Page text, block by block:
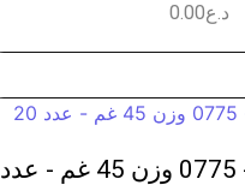
د.ع0.00
نستلو سنيكرز - 0775 وزن 45 غم - عدد